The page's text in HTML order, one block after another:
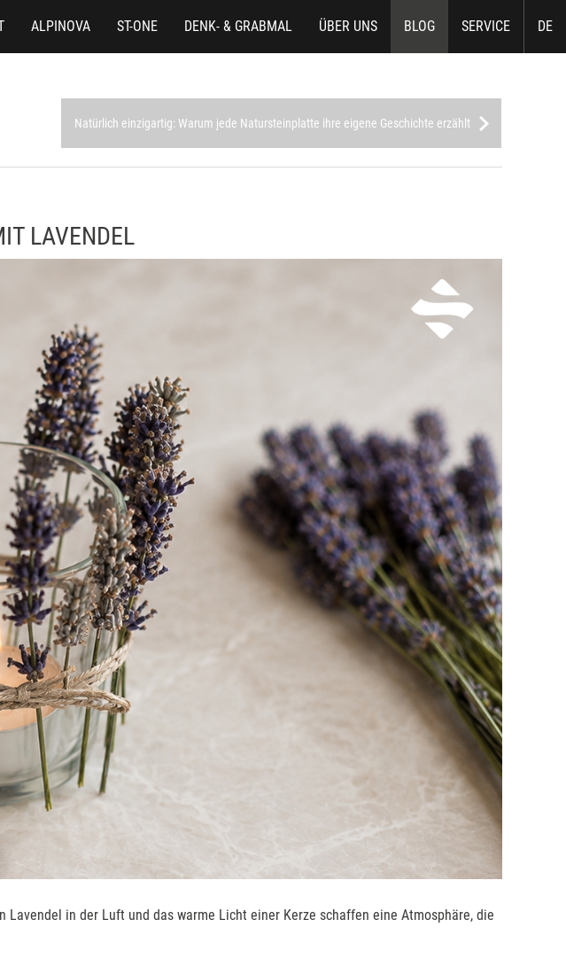
DE
ALPINOVA ST-ONE DENK- & GRABMAL ÜBER UNS BLOG SERVICE
Natürlich einzigartig: Warum jede Natursteinplatte ihre eigene Geschichte erzählt
LAVENDEL
in der Luft und das warme Licht einer Kerze schaffen eine Atmosphäre, die